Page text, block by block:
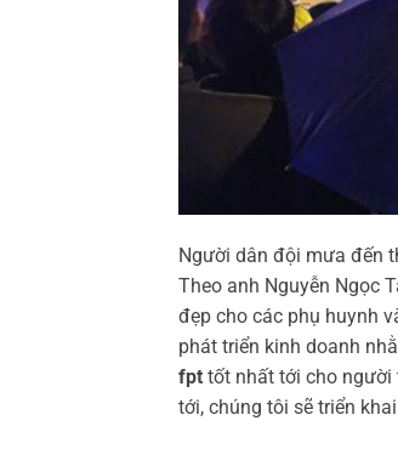
Người dân đội mưa đến
Theo anh Nguyễn Ngọc
đẹp cho các phụ huynh
phát triển kinh doanh
fpt tốt nhất tới cho người
tới, chúng tôi sẽ triển